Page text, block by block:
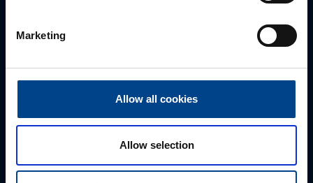
Marketing
Allow all cookies
Allow selection